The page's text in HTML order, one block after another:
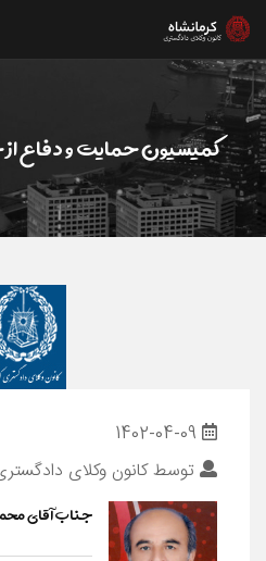
کميسيون حمایت و دفاع از
توسطکانون وکلای
جناب آقای